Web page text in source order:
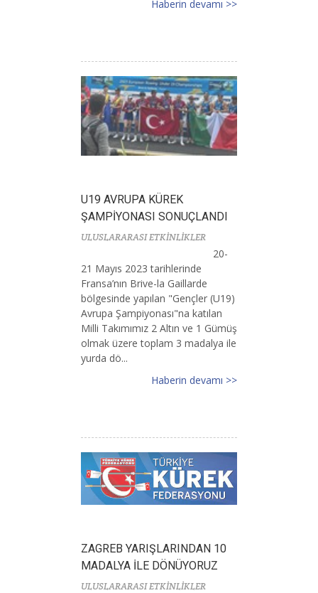
Haberin devamı >>
U19 AVRUPA KÜREK
ŞAMPİYONASI SONUÇLANDI
ULUSLARARASI ETKİNLİKLER
20-
21 Mayıs 2023 tarihlerinde
Fransa’nın Brive-la Gaillarde
bölgesinde yapılan "Gençler (U19)
Avrupa Şampiyonası"na katılan
Milli Takımımız 2 Altın ve 1 Gümüş
olmak üzere toplam 3 madalya ile
yurda dö...
Haberin devamı >>
ZAGREB YARIŞLARINDAN 10
MADALYA İLE DÖNÜYORUZ
ULUSLARARASI ETKİNLİKLER